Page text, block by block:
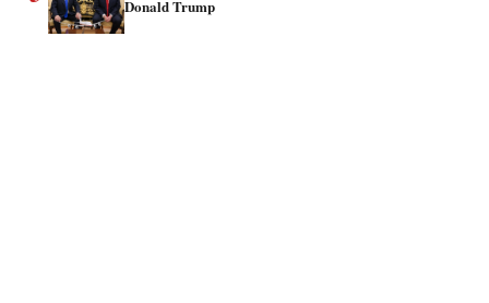
Donald Trump